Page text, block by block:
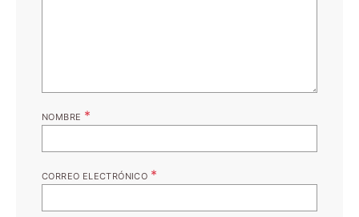
NOMBRE *
CORREO ELECTRÓNICO *